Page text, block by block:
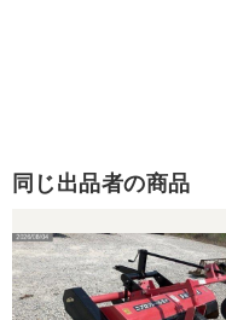
同じ出品者の商品